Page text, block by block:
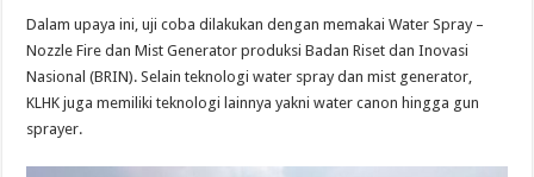
Dalam upaya ini, uji coba dilakukan dengan memakai Water Spray –
Nozzle Fire dan Mist Generator produksi Badan Riset dan Inovasi
Nasional (BRIN). Selain teknologi water spray dan mist generator,
KLHK juga memiliki teknologi lainnya yakni water canon hingga gun
sprayer.